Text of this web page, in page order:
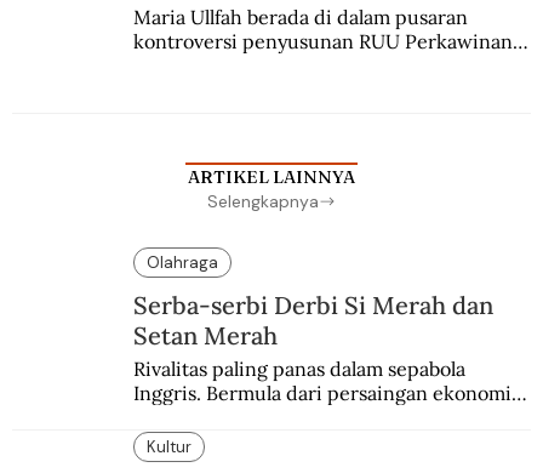
Maria Ullfah berada di dalam pusaran
kontroversi penyusunan RUU Perkawinan.
ARTIKEL LAINNYA
Selengkapnya
Olahraga
Serba-serbi Derbi Si Merah dan
Setan Merah
Rivalitas paling panas dalam sepabola
Inggris. Bermula dari persaingan ekonomi
Kultur